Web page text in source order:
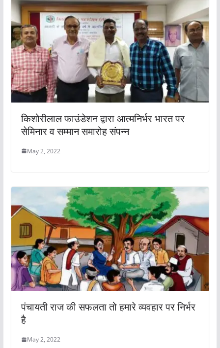
किशोरीलाल फाउंडेशन द्वारा आत्मनिर्भर भारत पर
सेमिनार व सम्मान समारोह संपन्न
May 2, 2022
पंचायती राज की सफलता तो हमारे व्यवहार पर निर्भर
है
May 2, 2022